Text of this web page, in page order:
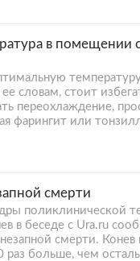
в помещении
словам, стоит
переохлаждение,
фарингит или
смерти
поликлинической
в беседе с Ura.ru
смерти. Конев
больше, чем